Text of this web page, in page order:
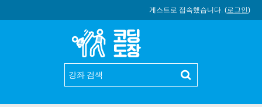
게스트로 접속했습니다. (로그인)